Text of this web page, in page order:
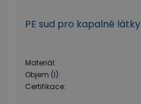
PE sud pro kapalné látky
Materiál:
Objem (l):
Certifikace: